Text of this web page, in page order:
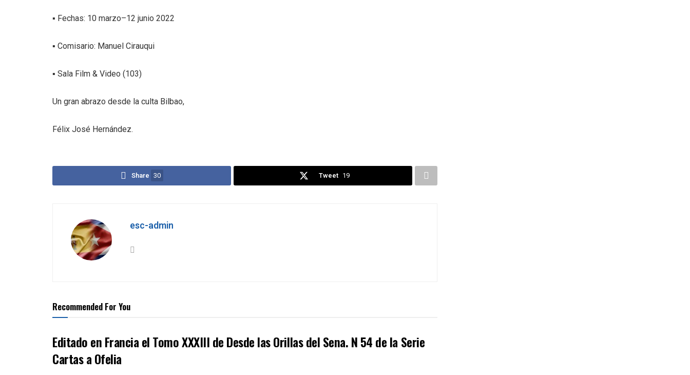
▪ Fechas: 10 marzo–12 junio 2022
▪ Comisario: Manuel Cirauqui
▪ Sala Film & Video (103)
Un gran abrazo desde la culta Bilbao,
Félix José Hernández.
Share 30 Tweet 19
esc-admin
Recommended For You
Editado en Francia el Tomo XXXIII de Desde las Orillas del Sena. N 54 de la Serie
Cartas a Ofelia